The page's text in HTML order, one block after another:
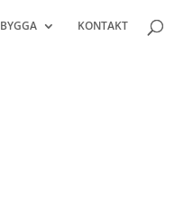
BYGGA KONTAKT